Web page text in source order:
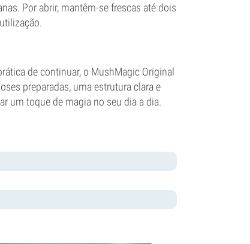
Por abrir, mantêm-se frescas até dois
de continuar, o MushMagic Original
preparadas, uma estrutura clara e
um toque de magia no seu dia a dia.